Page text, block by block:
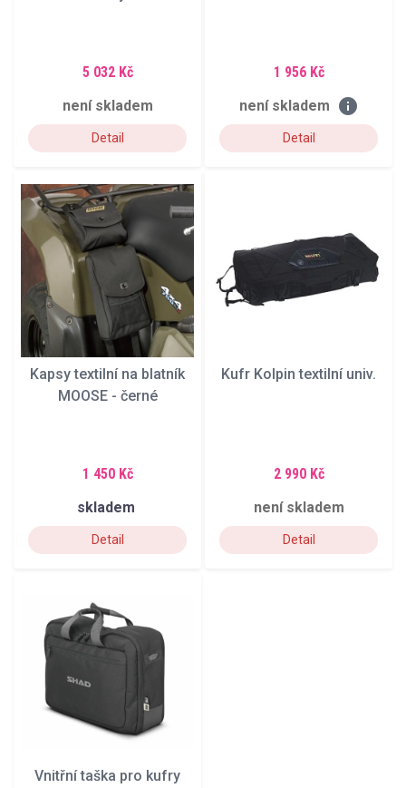
5 032 Kč
není skladem
Detail
1 956 Kč
není skladem info
Detail
Kapsy textilní na blatník
MOOSE - černé
1 450 Kč
skladem
Detail
Kufr Kolpin textilní univ.
2 990 Kč
není skladem
Detail
Vnitřní taška pro kufry